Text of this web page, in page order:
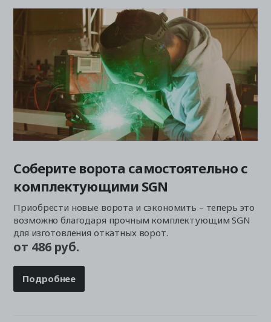
Соберите ворота самостоятельно с
комплектующими SGN
Приобрести новые ворота и сэкономить – теперь это
возможно благодаря прочным комплектующим SGN
для изготовления откатных ворот.
от 486 руб.
Подробнее